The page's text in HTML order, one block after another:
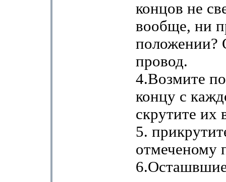
концов не
вообще, ни
положении?
провод.
4.Возмите
концу с
скрутите их
5.
отмеченому